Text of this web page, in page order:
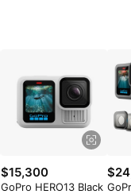
$15,300
GoPro HERO13 Black